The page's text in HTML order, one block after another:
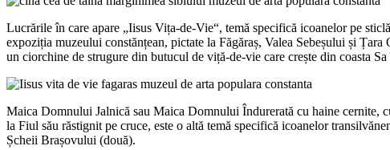
Lucrările în care apare „Iisus Vița-de-Vie“, temă specifică icoanelor pe
expoziția muzeului constănțean, pictate la Făgăraș, Valea Sebeșului și
un ciorchine de strugure din butucul de viță-de-vie care crește din coasta Sa
Maica Domnului Jalnică sau Maica Domnului Îndurerată cu haine cernite,
la Fiul său răstignit pe cruce, este o altă temă specifică icoanelor
Șcheii Brașovului (două).